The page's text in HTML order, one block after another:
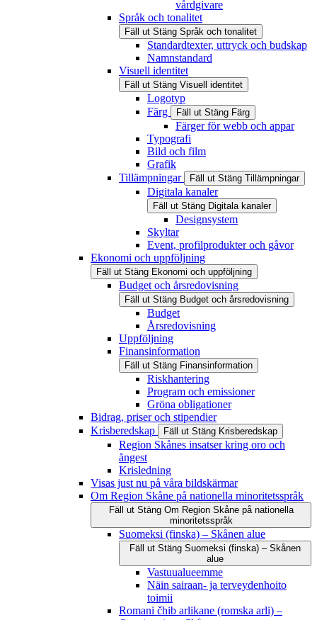
vårdgivare
Språk och tonalitet
Fäll ut Stäng Språk och tonalitet
Standardtexter, uttryck och budskap
Namnstandard
Visuell identitet
Fäll ut Stäng Visuell identitet
Logotyp
Färg
Fäll ut Stäng Färg
Färger för webb och appar
Typografi
Bild och film
Grafik
Tillämpningar
Fäll ut Stäng Tillämpningar
Digitala kanaler
Fäll ut Stäng Digitala kanaler
Designsystem
Skyltar
Event, profilprodukter och gåvor
Ekonomi och uppföljning
Fäll ut Stäng Ekonomi och uppföljning
Budget och årsredovisning
Fäll ut Stäng Budget och årsredovisning
Budget
Årsredovisning
Uppföljning
Finansinformation
Fäll ut Stäng Finansinformation
Riskhantering
Program och emissioner
Gröna obligationer
Bidrag, priser och stipendier
Krisberedskap
Fäll ut Stäng Krisberedskap
Region Skånes insatser kring oro och
ångest
Krisledning
Visas just nu på våra bildskärmar
Om Region Skåne på nationella minoritetsspråk
Fäll ut Stäng Om Region Skåne på nationella
minoritetsspråk
Suomeksi (finska) – Skånen alue
Fäll ut Stäng Suomeksi (finska) – Skånen
alue
Vastuualueemme
Näin sairaan- ja terveydenhoito
toimii
Romani čhib arlikane (romska arli) –